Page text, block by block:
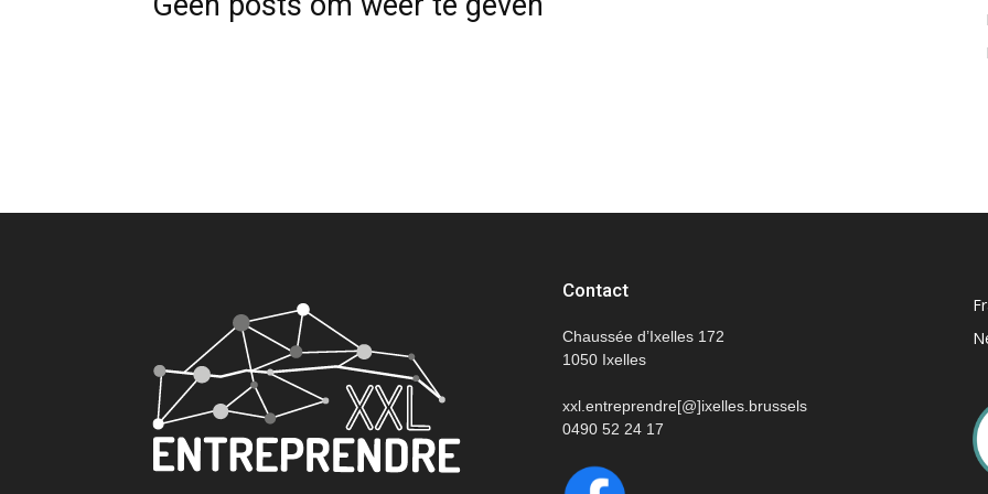
Contact
Chaussée d’Ixelles 172
1050 Ixelles
xxl.entreprendre[@]ixelles.brussels
0490 52 24 17